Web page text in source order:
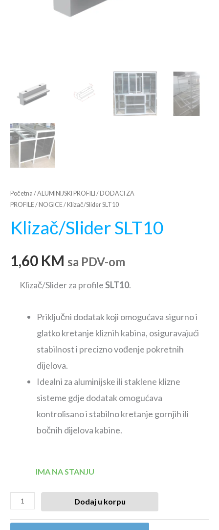
Početna /ALUMINIJSKI PROFILI / DODACI ZA
PROFILE/ NOGICE/ Klizač/Slider SLT10
Klizač/Slider SLT10
1,60 KM sa PDV-om
Klizač/Slider za profileSLT10.
Priključni dodatak koji omogućava sigurno i
glatko kretanje kliznih kabina, osiguravajući
stabilnost i precizno vođenje pokretnih
dijelova.
Idealni za aluminijske ili staklene klizne
sisteme gdje dodatak omogućava
kontrolisano i stabilno kretanje gornjih ili
bočnih dijelova kabine.
IMA NA STANJU
Dodaj u korpu